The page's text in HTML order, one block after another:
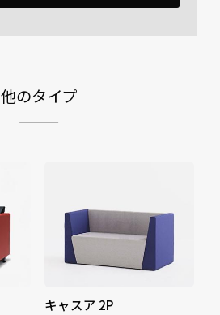
他のタイプ
キャスア 2P